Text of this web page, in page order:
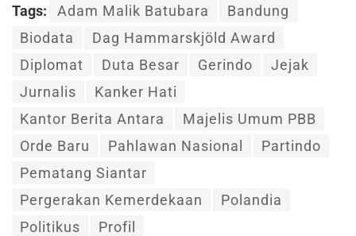
Tags: Adam Malik Batubara
Bandung
Biodata
Dag Hammarskjöld Award
Diplomat
Duta Besar Gerindo
Jejak
Jurnalis
Kanker Hati
Kantor Berita Antara
Majelis Umum PBB
Orde Baru
Pahlawan Nasional
Partindo
Pematang Siantar
Pergerakan Kemerdekaan
Polandia
Politikus
Profil